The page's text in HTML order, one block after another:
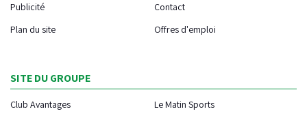
Publicité
Contact
Plan du site
Offres d'emploi
SITE DU GROUPE
Club Avantages
Le Matin Sports